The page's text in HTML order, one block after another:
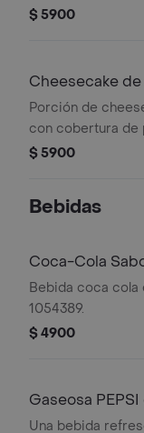
/PLU 1438438
$ 5900
Cheesecake
Porción de
con cobertura de
/ PLU 3208186
$ 5900
Bebidas
Coca-Cola
Bebida coca cola
1054389.
$ 4900
Gaseosa
Una bebida